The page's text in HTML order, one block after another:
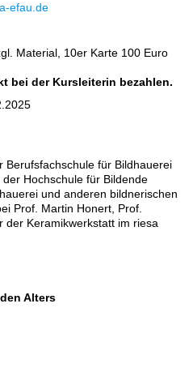
efau.de
Material, 10er Karte 100 Euro
bei der Kursleiterin bezahlen.
Berufsfachschule für Bildhauerei
Hochschule für Bildende
und anderen bildnerischen
Prof. Martin Honert, Prof.
der Keramikwerkstatt im riesa
Alters